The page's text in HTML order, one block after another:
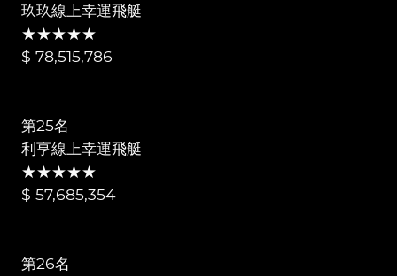
玖玖線上幸運飛艇
★★★★★
$ 78,515,786
第25名
利亨線上幸運飛艇
★★★★★
$ 57,685,354
第26名